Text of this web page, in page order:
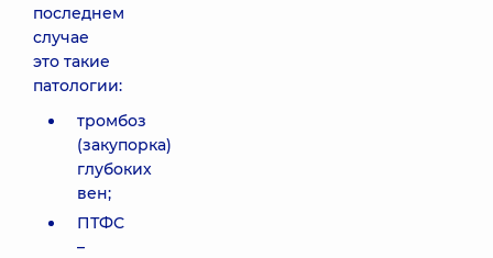
последнем
случае
это такие
патологии:
тромбоз
(закупорка)
глубоких
вен;
ПТФС
–